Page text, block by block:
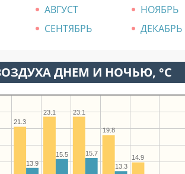
АВГУСТ
НОЯБРЬ
СЕНТЯБРЬ ДЕКАБРЬ
ДНЕМ И НОЧЬЮ, °C
14.9
19.8
23.1
23.1
21.3
13.3
15.7
15.5
13.9